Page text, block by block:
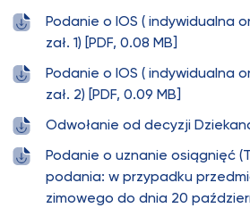
Podanie o IOS ( indywidualna
zał. 1) [PDF, 0.08 MB]
Podanie o IOS ( indywidualna
zał. 2) [PDF, 0.09 MB]
Odwołanie od decyzji
Podanie o uznanie osiągnięć
podania: w przypadku
zimowego do dnia 20